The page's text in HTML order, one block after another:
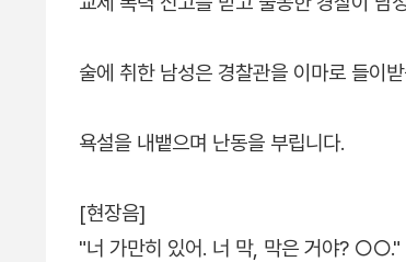
술에 취한 남성은 경찰관을 이마로 들이
욕설을 내뱉으며 난동을 부립니다.
[현장음]
"너 가만히 있어. 너 막, 막은 거야? ○○."